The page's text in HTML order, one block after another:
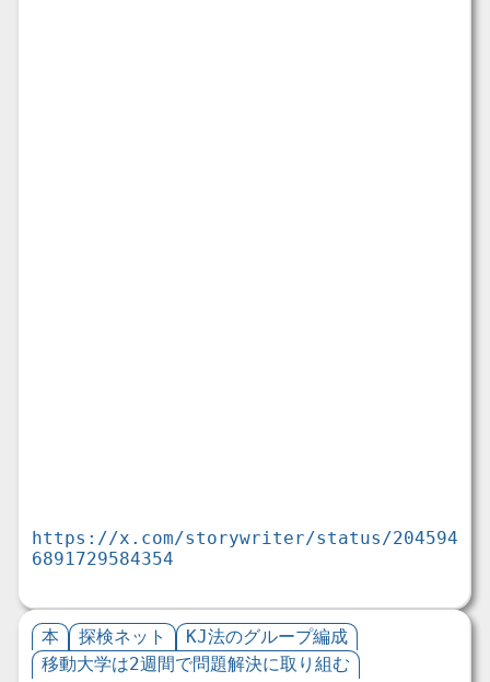
https://x.com/storywriter/status/204594
6891729584354
本 探検ネット
KJ法のグループ編成
移動大学は2週間で問題解決に取り組む